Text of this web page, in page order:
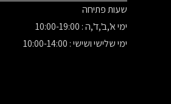
שעות פתיחה
ימי א',ב',ד',ה : 10:00-19:00
ימי שלישי ושישי : 10:00-14:00